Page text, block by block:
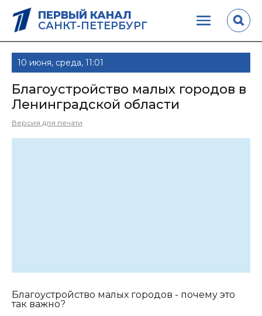
ПЕРВЫЙ КАНАЛ
САНКТ-ПЕТЕРБУРГ
10 июня, среда, 11:01
Благоустройство малых городов в
Ленинградской области
Версия для печати
Благоустройство малых городов - почему это
так важно?